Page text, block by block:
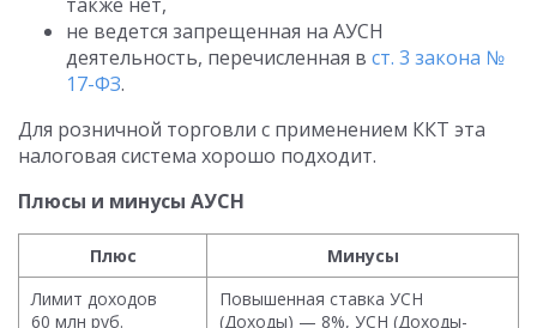
не ведется запрещенная на АУСН
деятельность, перечисленная в ст. 3 закона №
17-ФЗ.
Для розничной торговли с применением ККТ эта
налоговая система хорошо подходит.
Плюсы и минусы АУСН
Плюс
Минусы
Лимит доходов
60 млн руб.
Повышенная ставка УСН
(Доходы) — 8%, УСН (Доходы-